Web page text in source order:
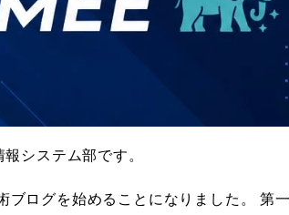
システム部です。
ブログを始めることになりました。 第